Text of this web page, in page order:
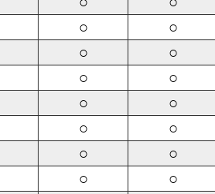
○ ○
○ ○
○ ○
○ ○
○ ○
○ ○
○ ○